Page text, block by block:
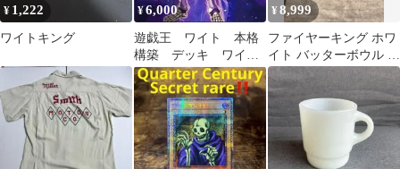
¥ 1,222
ワイトキング
¥6,000
遊戯王 ワイト 本格
構築 デッキ ワイト
メア ワイトプリン
ス ベイキング
¥8,999
ファイヤーキング ホワ
イト バッターボウル ハ
ンドル付ボウル